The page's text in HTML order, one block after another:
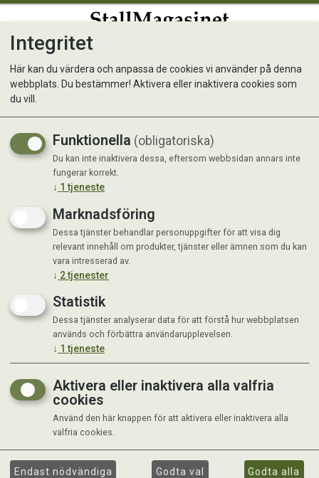
RCC Hairball Care
Integritet
Här kan du värdera och anpassa de cookies vi använder på denna
webbplats. Du bestämmer! Aktivera eller inaktivera cookies som
du vill.
Funktionella (obligatoriska)
Du kan inte inaktivera dessa, eftersom webbsidan annars inte
fungerar korrekt.
↓ 1 tjeneste
Marknadsföring
Dessa tjänster behandlar personuppgifter för att visa dig
relevant innehåll om produkter, tjänster eller ämnen som du kan
vara intresserad av.
↓ 2tjenester
Statistik
Dessa tjänster analyserar data för att förstå hur webbplatsen
används och förbättra användarupplevelsen.
↓ 1 tjeneste
Aktivera eller inaktivera alla valfria
cookies
Använd den här knappen för att aktivera eller inaktivera alla
valfria cookies.
Endast nödvändiga Godta val Godta alla